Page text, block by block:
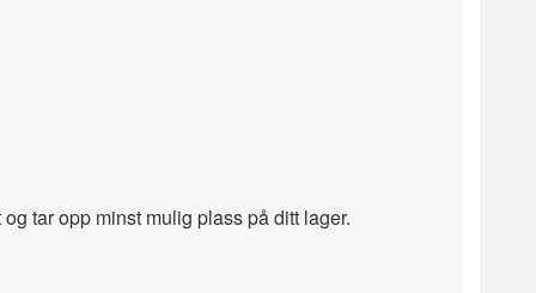
tar opp minst mulig plass på ditt lager.